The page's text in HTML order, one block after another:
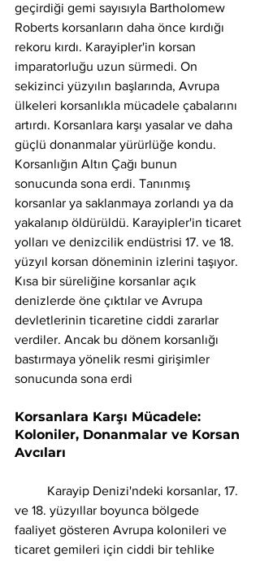
geçirdiği gemi sayısıyla Bartholomew
Roberts korsanların daha önce kırdığı
rekoru kırdı. Karayipler'in korsan
imparatorluğu uzun sürmedi. On
sekizinci yüzyılın başlarında, Avrupa
ülkeleri korsanlıkla mücadele çabalarını
artırdı. Korsanlara karşı yasalar ve daha
güçlü donanmalar yürürlüğe kondu.
Korsanlığın Altın Çağı bunun
sonucunda sona erdi. Tanınmış
korsanlar ya saklanmaya zorlandı ya da
yakalanıp öldürüldü. Karayipler'in ticaret
yolları ve denizcilik endüstrisi 17. ve 18.
yüzyıl korsan döneminin izlerini taşıyor.
Kısa bir süreliğine korsanlar açık
denizlerde öne çıktılar ve Avrupa
devletlerinin ticaretine ciddi zararlar
verdiler. Ancak bu dönem korsanlığı
bastırmaya yönelik resmi girişimler
sonucunda sona erdi
Korsanlara Karşı Mücadele:
Koloniler, Donanmalar ve Korsan
Avcıları
ve 18. yüzyıllar boyunca bölgede
faaliyet gösteren Avrupa kolonileri ve
ticaret gemileri için ciddi bir tehlike